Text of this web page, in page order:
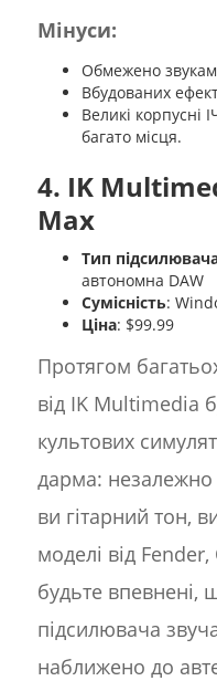
Мінуси:
Обмежено
Вбудованих
Великі корпусні
багато місця.
4. IK
Max
Тип
автономна DAW
Сумісність:
Ціна: $99.99
Протягом
від IK Multimedia
культових
дарма: незалежно
ви гітарний тон,
моделі від
будьте
підсилювача
наближено до